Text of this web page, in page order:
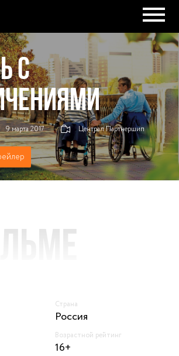
С
9 марта 2017 Централ Партнершип
Страна
Россия
Возрастной рейтинг
16+